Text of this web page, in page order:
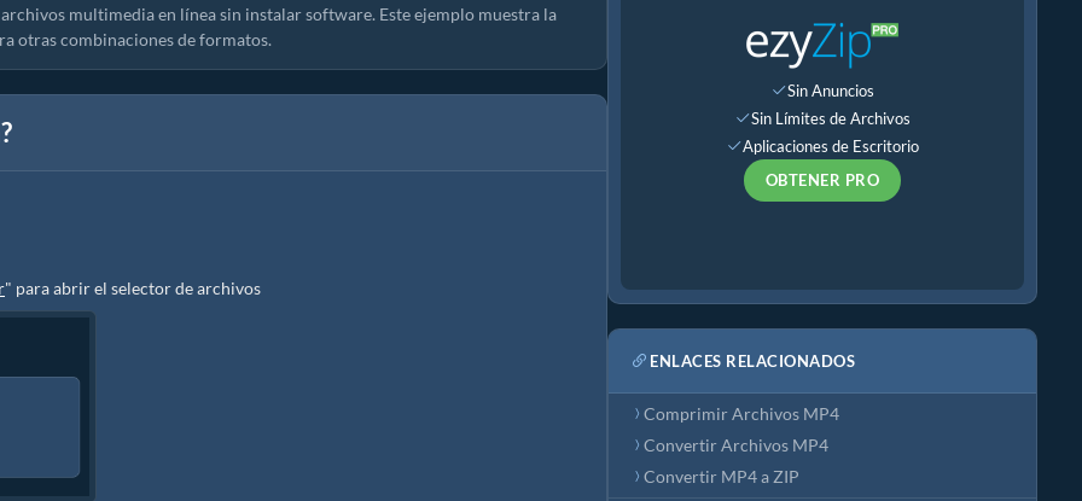
multimedia en línea sin instalar software. Este ejemplo muestra la
otras combinaciones de formatos.
" para abrir el selector de archivos
Sin Anuncios
Sin Límites de Archivos
Aplicaciones de Escritorio
OBTENER PRO
ENLACES RELACIONADOS
Comprimir Archivos MP4
Convertir Archivos MP4
Convertir MP4 a ZIP